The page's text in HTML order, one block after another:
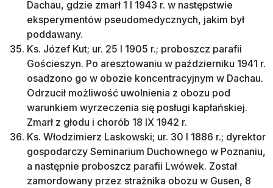
Dachau, gdzie zmarł 1 I 1943 r. w następstwie
eksperymentów pseudomedycznych, jakim był
poddawany.
Ks. Józef Kut; ur. 25 I 1905 r.; proboszcz parafii
Gościeszyn. Po aresztowaniu w październiku 1941 r.
osadzono go w obozie koncentracyjnym w Dachau.
Odrzucił możliwość uwolnienia z obozu pod
warunkiem wyrzeczenia się posługi kapłańskiej.
Zmarł z głodu i chorób 18 IX 1942 r.
Ks. Włodzimierz Laskowski; ur. 30 I 1886 r.; dyrektor
gospodarczy Seminarium Duchownego w Poznaniu,
a następnie proboszcz parafii Lwówek. Został
zamordowany przez strażnika obozu w Gusen, 8